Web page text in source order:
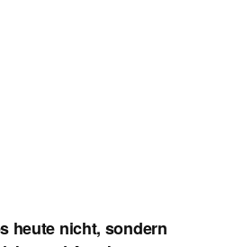
heute nicht, sondern